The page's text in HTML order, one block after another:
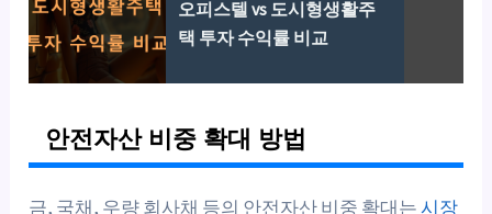
오피스텔 vs 도시형생활주
택 투자 수익률 비교
안전자산 비중 확대 방법
금, 국채, 우량 회사채 등의 안전자산 비중 확대는시장